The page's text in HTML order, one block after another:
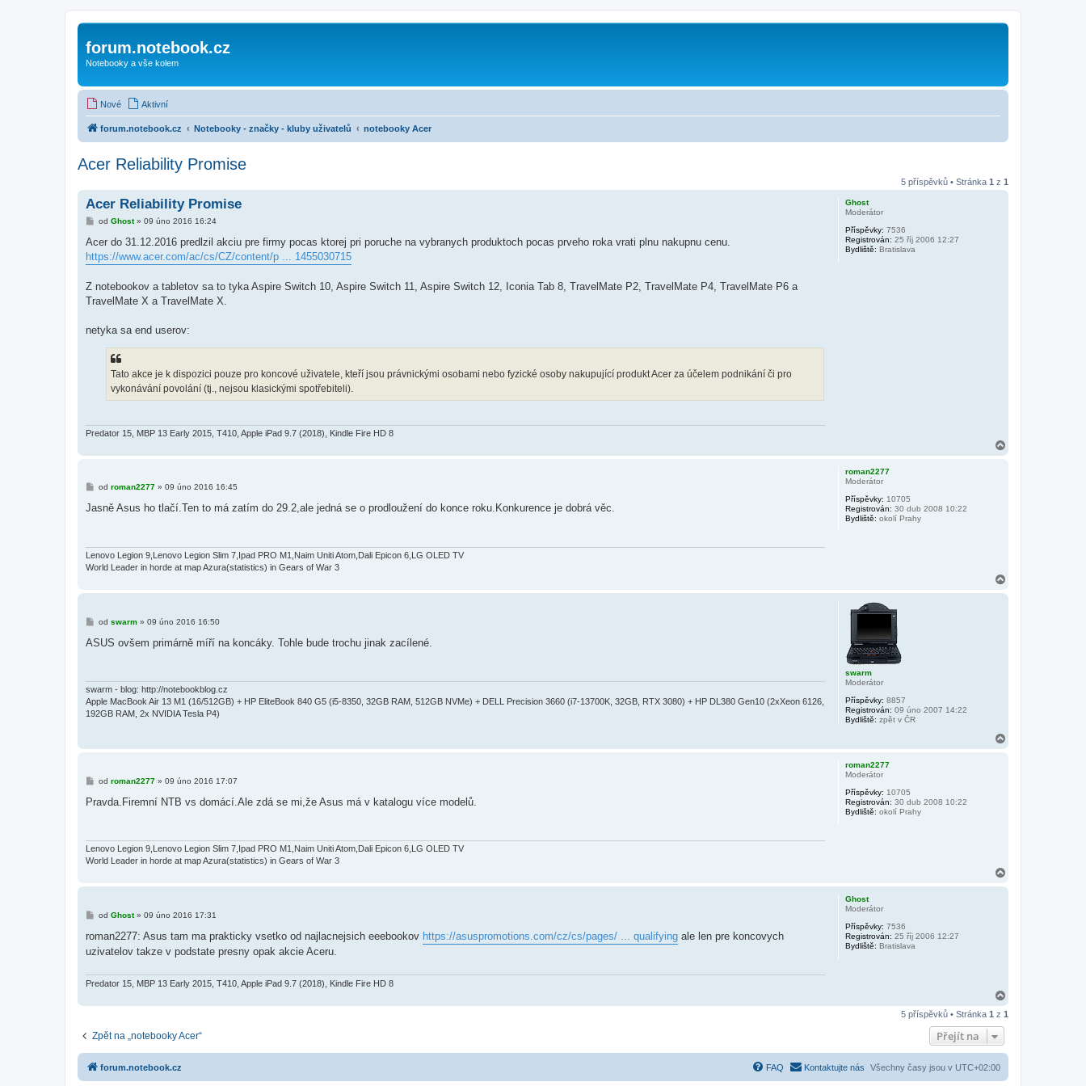
forum.notebook.cz
Notebooky a vše kolem
Nové Aktivní
forum.notebook.cz Notebooky - značky - kluby uživatelů notebooky Acer
Acer Reliability Promise
5 příspěvků • Stránka 1 z 1
Ghost
Moderátor
Příspěvky: 7536
Registrován: 25 říj 2006 12:27
Bydliště: Bratislava
Acer Reliability Promise
P
í
p
e
k
od Ghost» 09 úno 2016 16:24
Acer do 31.12.2016 predlzil akciu pre firmy pocas ktorej pri poruche na vybranych produktoch pocas prveho roka vrati plnu nakupnu cenu.
https://www.acer.com/ac/cs/CZ/content/p ... 1455030715
Z notebookov a tabletov sa to tyka Aspire Switch 10, Aspire Switch 11, Aspire Switch 12, Iconia Tab 8, TravelMate P2, TravelMate P4, TravelMate P6 a
TravelMate X a TravelMate X.
netyka sa end userov:
Tato akce je k dispozici pouze pro koncové uživatele, kteří jsou právnickými osobami nebo fyzické osoby nakupující produkt Acer za účelem podnikání či pro
vykonávání povolání (tj., nejsou klasickými spotřebiteli).
Predator 15, MBP 13 Early 2015, T410, Apple iPad 9.7 (2018), Kindle Fire HD 8
roman2277
Moderátor
Příspěvky: 10705
Registrován: 30 dub 2008 10:22
Bydliště: okolí Prahy
P
í
e
k
od roman2277» 09 úno 2016 16:45
Jasně Asus ho tlačí.Ten to má zatím do 29.2,ale jedná se o prodloužení do konce roku.Konkurence je dobrá věc.
Lenovo Legion 9,Lenovo Legion Slim 7,Ipad PRO M1,Naim Uniti Atom,Dali Epicon 6,LG OLED TV
World Leader in horde at map Azura(statistics) in Gears of War 3
swarm
Moderátor
Příspěvky: 8857
Registrován: 09 úno 2007 14:22
Bydliště: zpět v ČR
P
í
e
k
od swarm» 09 úno 2016 16:50
ASUS ovšem primárně míří na koncáky. Tohle bude trochu jinak zacílené.
swarm - blog: http://notebookblog.cz
Apple MacBook Air 13 M1 (16/512GB) + HP EliteBook 840 G5 (i5-8350, 32GB RAM, 512GB NVMe) + DELL Precision 3660 (i7-13700K, 32GB, RTX 3080) + HP DL380 Gen10 (2xXeon 6126,
192GB RAM, 2x NVIDIA Tesla P4)
roman2277
Moderátor
Příspěvky: 10705
Registrován: 30 dub 2008 10:22
Bydliště: okolí Prahy
P
í
e
k
od roman2277» 09 úno 2016 17:07
Pravda.Firemní NTB vs domácí.Ale zdá se mi,že Asus má v katalogu více modelů.
Lenovo Legion 9,Lenovo Legion Slim 7,Ipad PRO M1,Naim Uniti Atom,Dali Epicon 6,LG OLED TV
World Leader in horde at map Azura(statistics) in Gears of War 3
Ghost
Moderátor
Příspěvky: 7536
Registrován: 25 říj 2006 12:27
Bydliště: Bratislava
P
í
p
e
od Ghost» 09 úno 2016 17:31
roman2277: Asus tam ma prakticky vsetko od najlacnejsich eeebookov https://asuspromotions.com/cz/cs/pages/ ... qualifying ale len pre koncovych
uzivatelov takze v podstate presny opak akcie Aceru.
Predator 15, MBP 13 Early 2015, T410, Apple iPad 9.7 (2018), Kindle Fire HD 8
h
5 příspěvků • Stránka 1 z 1
Zpět na „notebooky Acer“ Přejít na
forum.notebook.cz Všechny časy jsou v UTC+02:00
Kontaktujte nás
FAQ